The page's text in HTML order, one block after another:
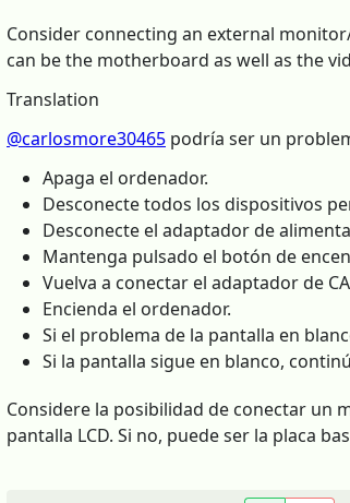
Consider connecting an external
can be the motherboard as well as the
Translation
@carlosmore30465 podría ser un
Apaga el ordenador.
Desconecte todos los dispositivos
Desconecte el adaptador de
Mantenga pulsado el botón de
Vuelva a conectar el adaptador de
Encienda el ordenador.
Si el problema de la pantalla en
Si la pantalla sigue en blanco,
Considere la posibilidad de conectar un
pantalla LCD. Si no, puede ser la placa